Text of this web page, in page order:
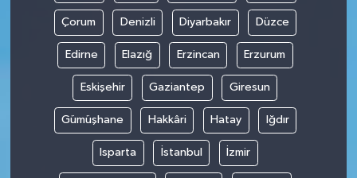
Çorum Denizli Diyarbakır Düzce
Edirne Elazığ Erzincan Erzurum
Eskişehir Gaziantep Giresun
Gümüşhane Hakkâri Hatay Iğdır
Isparta İstanbul İzmir